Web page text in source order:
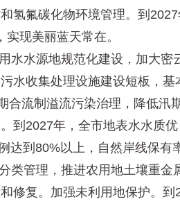
氢氟碳化物环境管理。到
现美丽蓝天常在。
水源地规范化建设，加大密
水收集处理设施建设短板，
合流制溢流污染治理，降低
到2027年，全市地表水水质
到80%以上，自然岸线保有
管理，推进农用地土壤重金
修复。加强未利用地保护。